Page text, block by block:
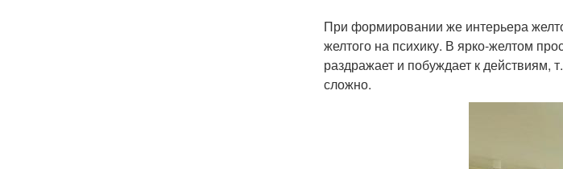
При формировании же интерьера
желтого на психику. В ярко-желтом
раздражает и побуждает к действиям,
сложно.